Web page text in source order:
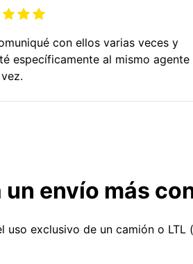
con ellos varias veces y
específicamente al mismo agente
envío más
exclusivo de un camión o